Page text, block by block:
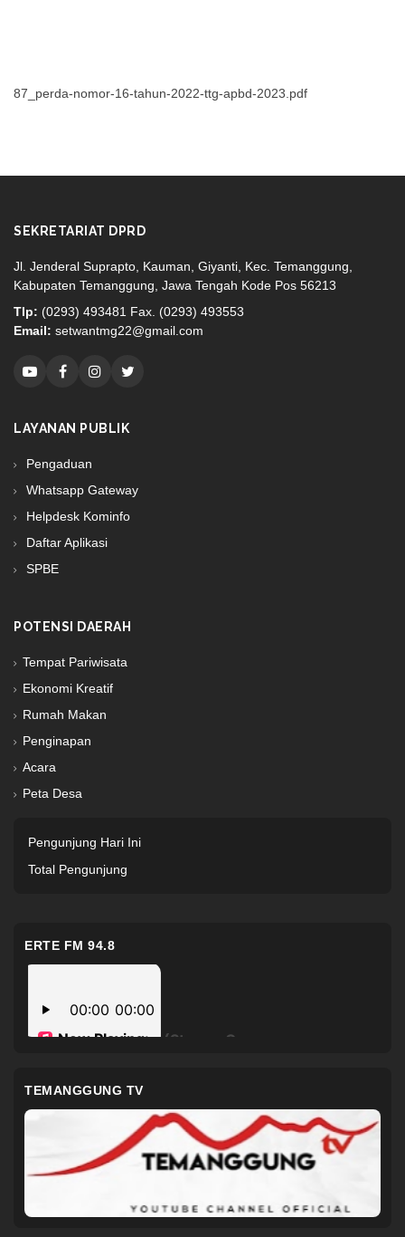
87_perda-nomor-16-tahun-2022-ttg-apbd-2023.pdf
SEKRETARIAT DPRD
Jl. Jenderal Suprapto, Kauman, Giyanti, Kec. Temanggung,
Kabupaten Temanggung, Jawa Tengah Kode Pos 56213
Tlp: (0293) 493481 Fax. (0293) 493553
Email: setwantmg22@gmail.com
LAYANAN PUBLIK
Pengaduan
Whatsapp Gateway
Helpdesk Kominfo
Daftar Aplikasi
SPBE
POTENSI DAERAH
Tempat Pariwisata
Ekonomi Kreatif
Rumah Makan
Penginapan
Acara
Peta Desa
Pengunjung Hari Ini
Total Pengunjung
ERTE FM 94.8
TEMANGGUNG TV